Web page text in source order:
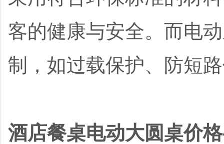
客的健康与安全。而电
制，如过载保护、防短
酒店餐桌电动大圆桌价